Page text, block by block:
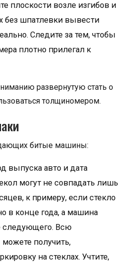
плоскости возле изгибов и
без шпатлевки вывести
Следите за тем, чтобы
плотно прилегал к
развернутую стать о
толщиномером.
битые машины:
выпуска авто и дата
могут не совпадать лишь
к примеру, если стекло
в конце года, а машина
следующего. Всю
получить,
на стеклах. Учтите,